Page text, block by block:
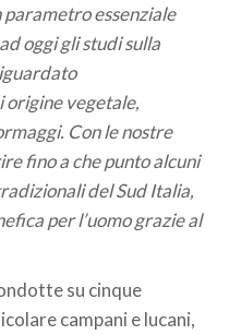
essenziale
oggi gli studi sulla
vegetale,
Con le nostre
fino a che punto alcuni
del Sud Italia,
per l’uomo grazie al
su cinque
campani e lucani,